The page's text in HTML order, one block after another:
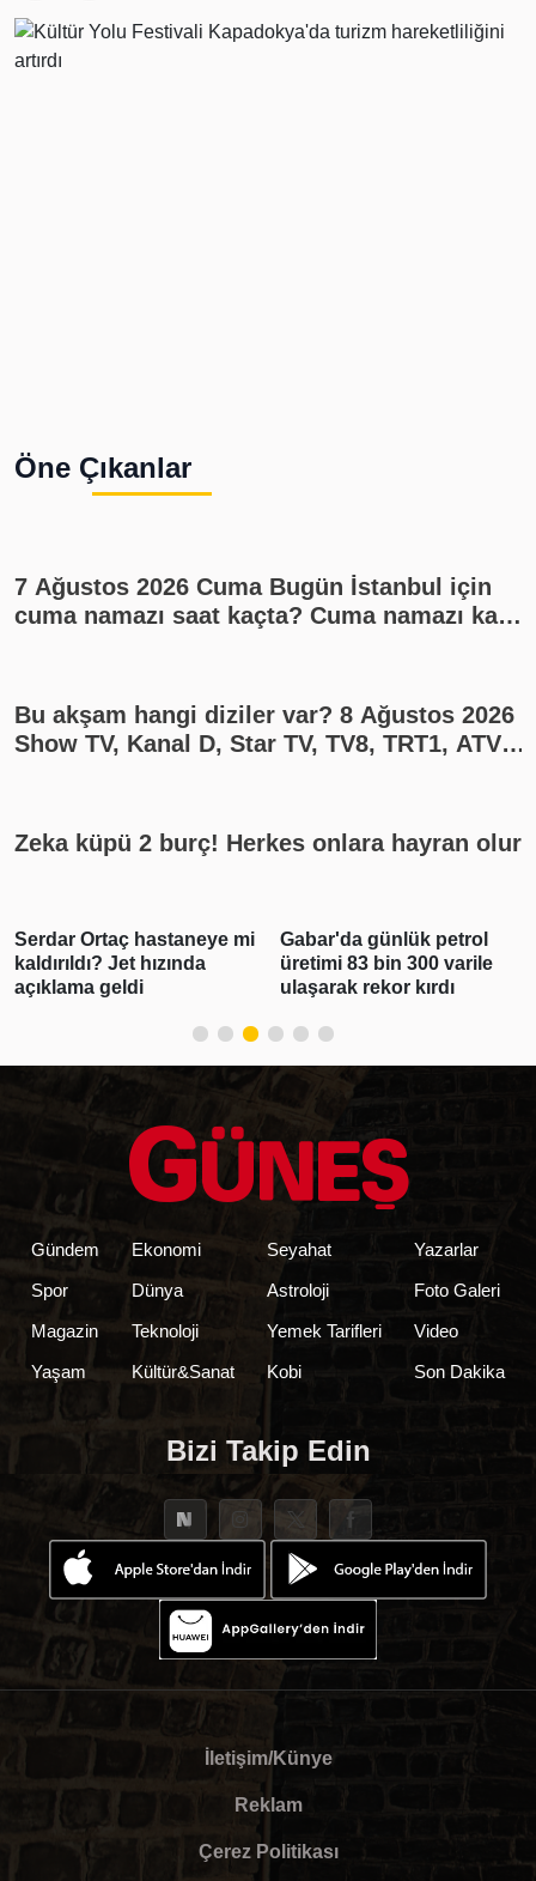
Öne Çıkanlar
7 Ağustos 2026 Cuma Bugün İstanbul için
cuma namazı saat kaçta? Cuma namazı kaç
Bu akşam hangi diziler var? 8 Ağustos 2026
Show TV, Kanal D, Star TV, TV8, TRT1, ATV
Zeka küpü 2 burç! Herkes onlara hayran olur
Serdar Ortaç hastaneye mi
kaldırıldı? Jet hızında
açıklama geldi
Gabar'da günlük petrol
üretimi 83 bin 300 varile
ulaşarak rekor kırdı
Gündem
Spor
Magazin
Yaşam
Ekonomi
Dünya
Teknoloji
Kültür&Sanat
Seyahat
Astroloji
Yemek Tarifleri
Kobi
Yazarlar
Foto Galeri
Video
Son Dakika
Bizi Takip Edin
İletişim/Künye
Reklam
Çerez Politikası